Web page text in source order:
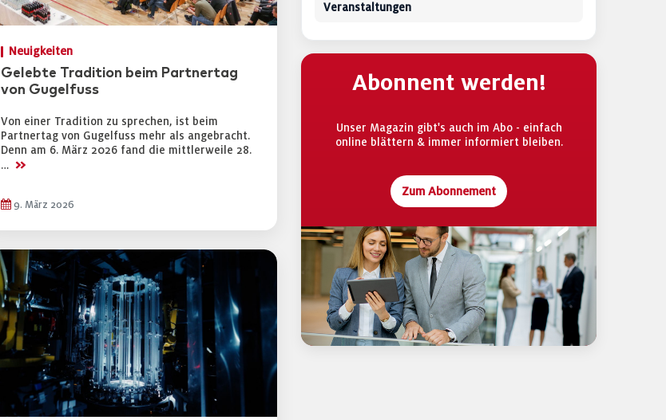
Neuigkeiten
Gelebte Tradition beim Partnertag
von Gugelfuss
Von einer Tradition zu sprechen, ist beim
Partnertag von Gugelfuss mehr als angebracht.
Denn am 6. März 2026 fand die mittlerweile 28.
… >>
9. März 2026
Veranstaltungen
Abonnent werden!
Unser Magazin gibt's auch im Abo - einfach
online blättern & immer informiert bleiben.
Zum Abonnement